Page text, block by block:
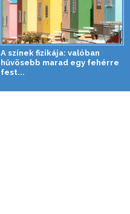
A színek fizikája: valóban
hűvösebb marad egy fehérre
fest...